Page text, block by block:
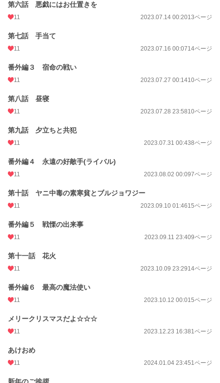
第六話 悪戯にはお仕置きを
11 2023.07.14 00:2013ページ
第七話 手当て
11 2023.07.16 00:0714ページ
番外編３ 宿命の戦い
11 2023.07.27 00:1410ページ
第八話 昼寝
11 2023.07.28 23:5810ページ
第九話 夕立ちと共犯
11 2023.07.31 00:438ページ
番外編４ 永遠の好敵手(ライバル)
11 2023.08.02 00:097ページ
第十話 ヤニ中毒の素寒貧とブルジョワジー
11 2023.09.10 01:4615ページ
番外編５ 戦慄の出来事
11 2023.09.11 23:409ページ
第十一話 花火
11 2023.10.09 23:2914ページ
番外編６ 最高の魔法使い
11 2023.10.12 00:015ページ
メリークリスマスだよ☆☆☆
11 2023.12.23 16:381ページ
あけおめ
11 2024.01.04 23:451ページ